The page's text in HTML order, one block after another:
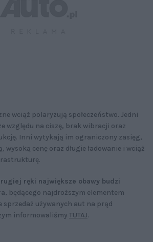
wciąż polaryzują społeczeństwo. Jedni
względu na ciszę, brak wibracji oraz
Inni wytykają im ograniczony zasięg,
wysoką cenę oraz długie ładowanie i wciąż
ręki największe obawy budzi
, będącego najdroższym elementem
sprzedaż używanych aut na prąd
informowaliśmy TUTAJ.